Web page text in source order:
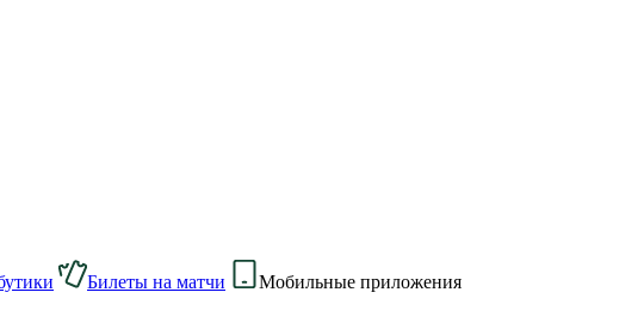
Билеты на матчи Мобильные приложения